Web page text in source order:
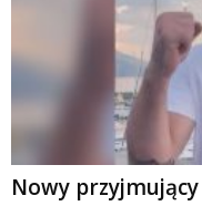
Nowy przyjmujący